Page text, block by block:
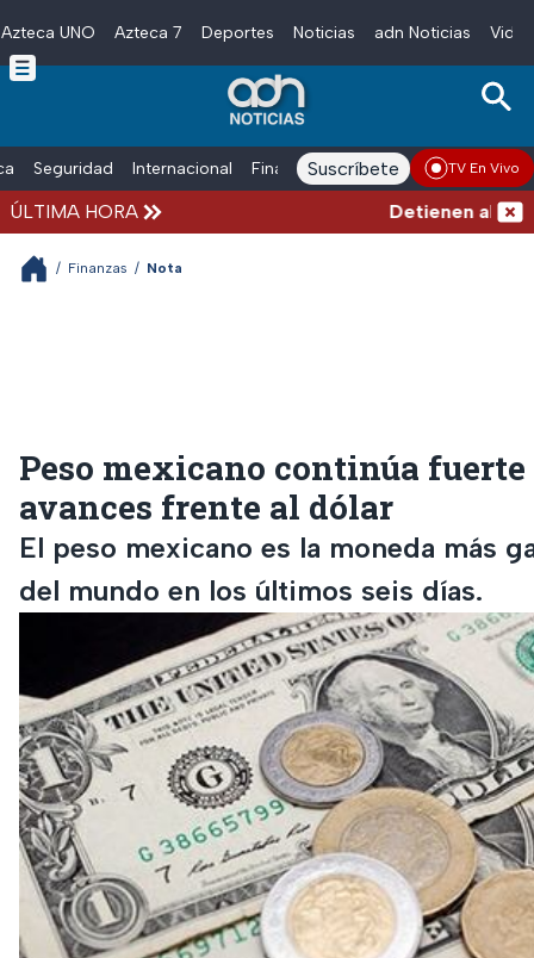
Skip to main content
Azteca UNO Azteca 7 Deportes Noticias adn Noticias
Seguridad Internacional Finanzas adn Noticias Radio
Suscríbete TV En Vivo
ÚLTIMA HORA Detienen al
/ Finanzas / Nota
Peso mexicano continúa
avances frente al dólar
El peso mexicano es la moneda más
del mundo en los últimos seis días.